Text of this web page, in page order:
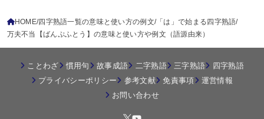
HOME 四字熟語一覧の意味と使い方の例文 「は」で始まる四字熟語
万夫不当【ばんぷふとう】の意味と使い方や例文（語源由来）
ことわざ 慣用句 故事成語 二字熟語 三字熟語
四字熟語
プライバシーポリシー
参考文献 免責事項
運営情報
お問い合わせ